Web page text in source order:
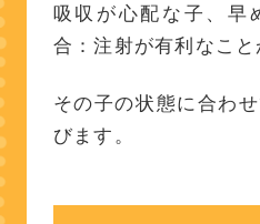
吸収が心配な子、早
合：注射が有利なこ
その子の状態に合わ
びます。